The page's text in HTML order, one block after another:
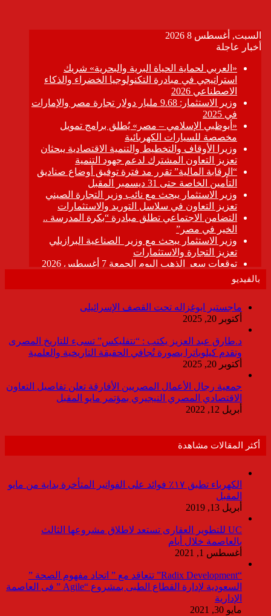
بالفيديو
ماجستير ابوغزاله تحت القصف الإسرائيلى
أكتوبر 20, 2025
د.طارق عبد العزيز يكتب : “نتفليكس” تسىء للتاريخ المصرى
وتقدم كيلوباترا بصورة تُجافي الحقيقة التاريخية والعلمية
أكتوبر 20, 2025
جمعية رجال الأعمال المصريين الأفارقة تعلن تفاصيل التعاون
الاقتصادي المصري النيجيري بمؤتمر مايو المقبل
أبريل 12, 2022
أكثر المقالات مشاهدة
الكهرباء تطبق ١٧٪ فوائد على الفواتير المتأخرة بداية من مايو
المقبل
أبريل 13, 2019
UC للتطوير العقارى تستعد لاطلاق مشروعها الثالث
بالعاصمة خلال أيام
أغسطس 1, 2021
“Radix Development” تتعاقد مع ” اتحاد مفهوم الصحة ”
السعودية لإدارة القطاع الطبى بمشروع “Agile ” فى العاصمة
الإدارية
مايو 30, 2021